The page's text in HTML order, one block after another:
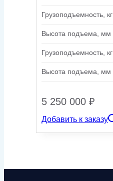
Грузоподъемность, кг
Высота подъема, мм
Грузоподъемность, кг
Высота подъема, мм
5 250 000 ₽
Добавить к заказу